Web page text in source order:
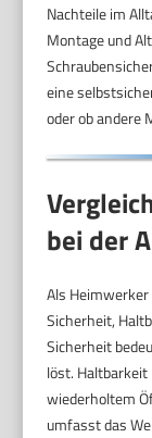
Nachteile im
Montage und
eine
oder ob andere
bei der
Als
Sicherheit,
Sicherheit
löst. Haltbarkeit
wiederholtem
umfasst das